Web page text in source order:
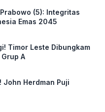
(5): Integritas
Emas 2045
Timor Leste Dibungkam
A
John Herdman Puji